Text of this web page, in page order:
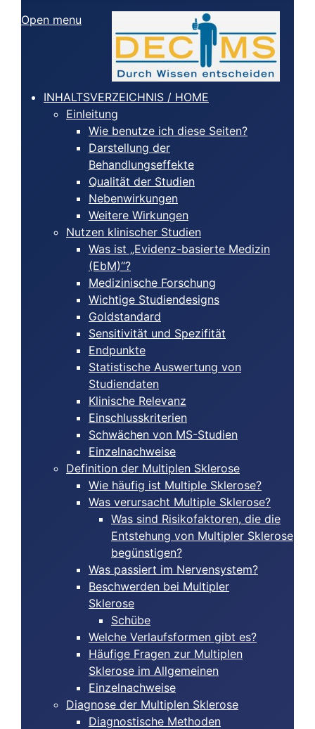
Open menu
INHALTSVERZEICHNIS / HOME
Einleitung
Wie benutze ich diese Seiten?
Darstellung der
Behandlungseffekte
Qualität der Studien
Nebenwirkungen
Weitere Wirkungen
Nutzen klinischer Studien
Was ist „Evidenz-basierte Medizin
(EbM)“?
Medizinische Forschung
Wichtige Studiendesigns
Goldstandard
Sensitivität und Spezifität
Endpunkte
Statistische Auswertung von
Studiendaten
Klinische Relevanz
Einschlusskriterien
Schwächen von MS-Studien
Einzelnachweise
Definition der Multiplen Sklerose
Wie häufig ist Multiple Sklerose?
Was verursacht Multiple Sklerose?
Was sind Risikofaktoren, die die
Entstehung von Multipler Sklerose
begünstigen?
Was passiert im Nervensystem?
Beschwerden bei Multipler
Sklerose
Schübe
Welche Verlaufsformen gibt es?
Häufige Fragen zur Multiplen
Sklerose im Allgemeinen
Einzelnachweise
Diagnose der Multiplen Sklerose
Diagnostische Methoden